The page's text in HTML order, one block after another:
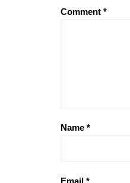
Comment *
Name *
Email *